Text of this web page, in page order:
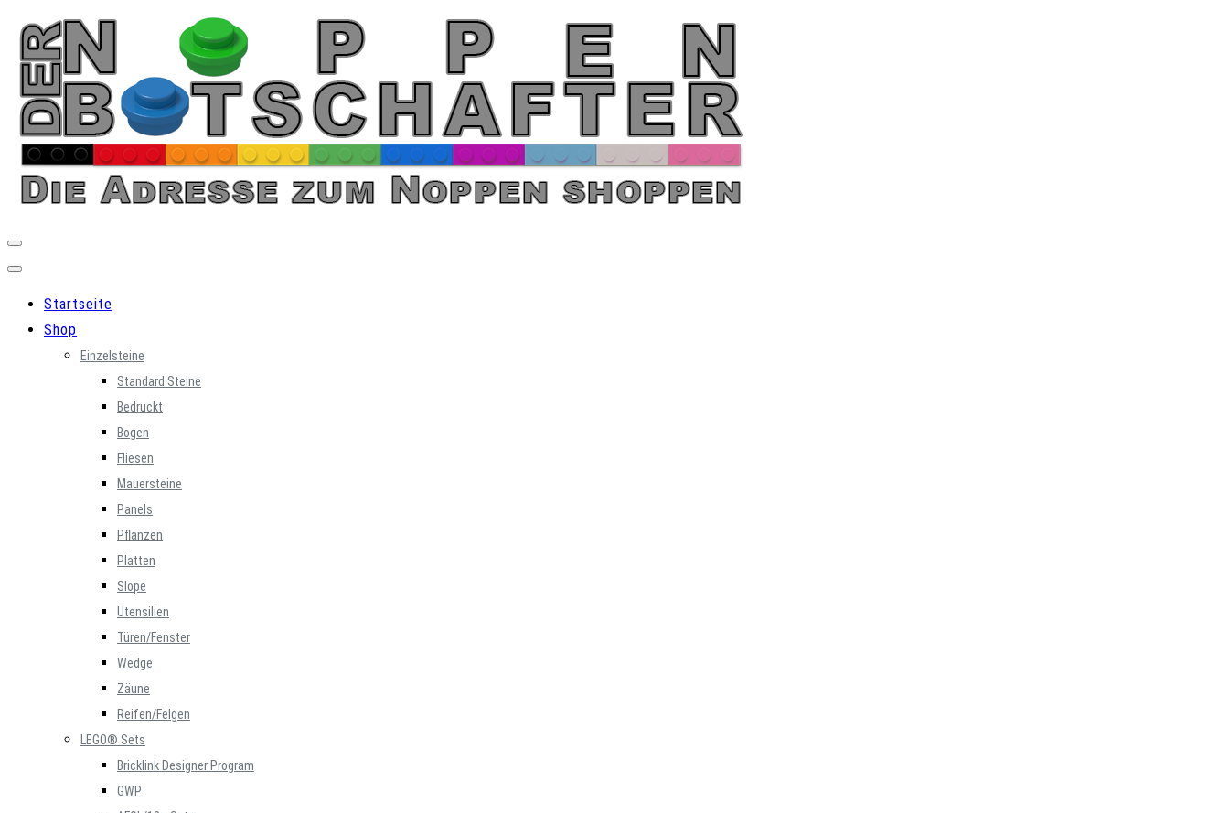
Skip
content
Startseite
Shop
Einzelsteine
Standard Steine
Bedruckt
Bogen
Fliesen
Mauersteine
Panels
Pflanzen
Platten
Slope
Utensilien
Türen/Fenster
Wedge
Zäune
Reifen/Felgen
LEGO® Sets
Bricklink Designer Program
GWP